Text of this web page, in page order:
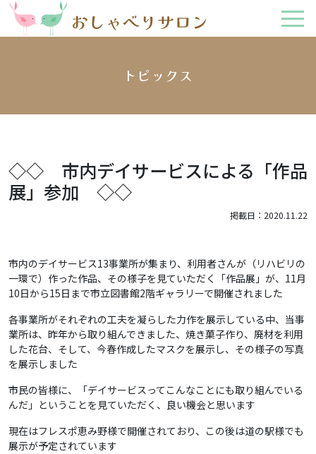
トピックス
◇◇ 市内デイサービスによる「作品
展」参加 ◇◇
掲載日：2020.11.22
市内のデイサービス13事業所が集まり、利用者さんが（リハビリの
一環で）作った作品、その様子を見ていただく「作品展」が、11月
10日から15日まで市立図書館2階ギャラリーで開催されました
各事業所がそれぞれの工夫を凝らした力作を展示している中、当事
業所は、昨年から取り組んできました、焼き菓子作り、廃材を利用
した花台、そして、今春作成したマスクを展示し、その様子の写真
を展示しました
市民の皆様に、「デイサービスってこんなことにも取り組んでいる
んだ」ということを見ていただく、良い機会と思います
現在はフレスポ恵み野様で開催されており、この後は道の駅様でも
展示が予定されています